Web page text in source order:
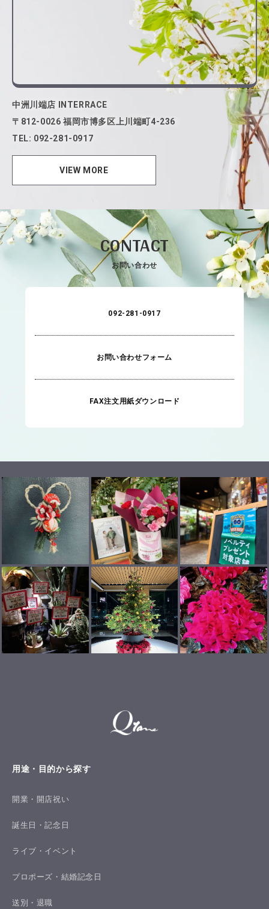
中洲川端店 INTERRACE
〒812-0026 福岡市博多区上川端町4-236
TEL: 092-281-0917
VIEW MORE
CONTACT
お問い合わせ
092-281-0917
お問い合わせフォーム
FAX注文用紙ダウンロード
用途・目的から探す
開業・開店祝い
誕生日・記念日
ライブ・イベント
プロポーズ・結婚記念日
送別・退職